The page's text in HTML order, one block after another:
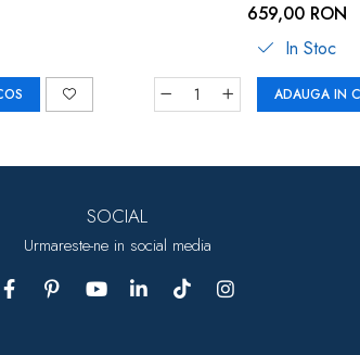
659,00 RON
In Stoc
ADAUGA IN
SOCIAL
Urmareste-ne in social media